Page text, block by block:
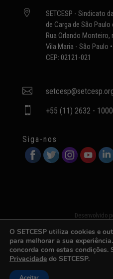

SETCESP - Sindicato
de Carga de São Paulo
Rua Orlando Monteiro,
Vila Maria - São Paulo
CEP: 02121-021

 +55 (11) 2632 - 1000
Siga-nos
Desenvolvido
O SETCESP utiliza cookies e
para melhorar a sua
concorda com estas condições.
Privacidade do SETCESP.